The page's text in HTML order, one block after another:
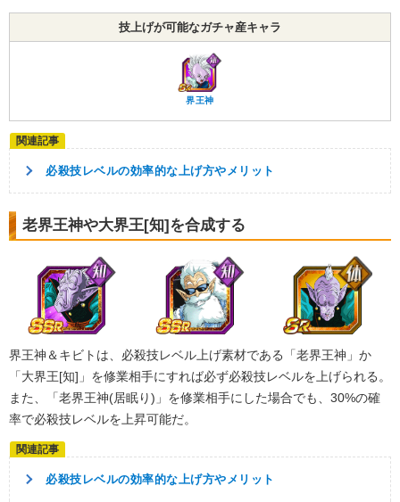
神次元
ポタラ コンビネーション
ウイス
9.0 /10 点
【発動リンク効果】
ATK+40%
DEF+20%
敵のDEF-15%
【一致するリンクスキル(4)】
的確なアシスト
超激戦
【一致するカテゴリー(1)】
神次元
ヴァドス
7.5 10 点
【発動リンク効果】
ATK+40%
DEF+20%
敵のDEF-15%
【一致するリンクスキル(
)】
神の次元
超激戦
【一致するカテゴリー( 1)】
神次元
・DEF+20%
技上げが可能なガチャ産キャラ
界王神
必殺技レベルの効率的な上げ方やメリット
老界王神や大界王[知]を合成する
界王神＆キビトは、必殺技レベル上げ素材である「老界王神」か
「大界王[知]」を修業相手にすれば必ず必殺技レベルを上げられる。
また、「老界王神(居眠り)」を修業相手にした場合でも、30%の確
率で必殺技レベルを上昇可能だ。
必殺技レベルの効率的な上げ方やメリット